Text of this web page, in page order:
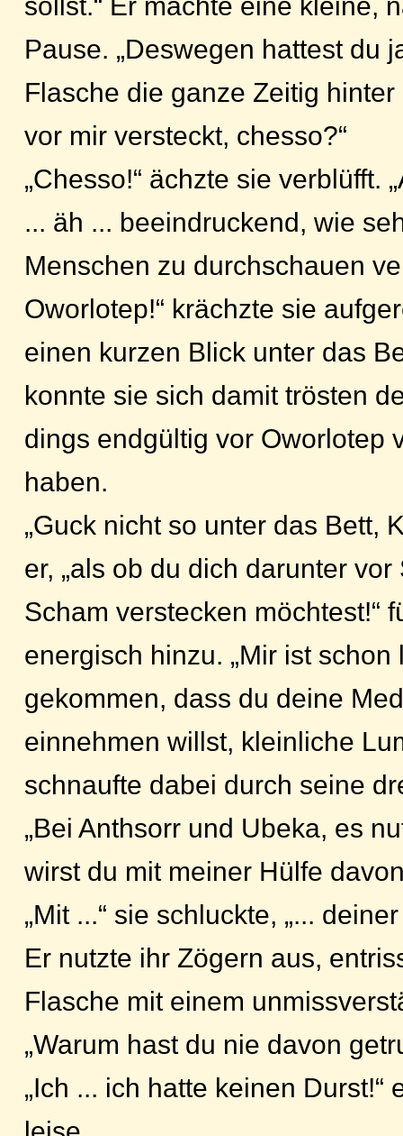
Pause. „Deswegen hattest du
Flasche die ganze Zeitig
vor mir versteckt, chesso?“
„Chesso!“ ächzte sie verblüfft.
... äh ... beeindruckend, wie
Menschen zu durchschauen
Oworlotep!“ krächzte sie
einen kurzen Blick unter das
konnte sie sich damit trösten
dings endgültig vor Oworlotep
haben.
„Guck nicht so unter das Bett,
er, „als ob du dich darunter
Scham verstecken möchtest!“
energisch hinzu. „Mir ist
gekommen, dass du deine
einnehmen willst, kleinliche
schnaufte dabei durch seine
„Bei Anthsorr und Ubeka, es
wirst du mit meiner Hülfe
„Mit ...“ sie schluckte, „...
Er nutzte ihr Zögern aus,
Flasche mit einem
„Warum hast du nie davon
„Ich ... ich hatte keinen Durst!“